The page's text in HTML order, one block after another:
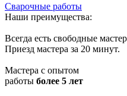
Сварочные работы
Наши преимущества:
Всегда есть свободные
Приезд мастера за 20 минут.
Мастера с опытом
работы более 5 лет